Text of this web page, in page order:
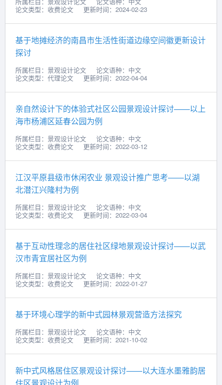
论文类型：收费论文
更新时间：2024-02-23
基于地摊经济的南昌市生活性街道边缘空间徽更新设计
探讨
所属栏目：景观设计论文
论文语种：中文
论文类型：代理论文
更新时间：2022-04-04
亲自然设计下的体验式社区公园景观设计探讨——以上
海市杨浦区延春公园为例
所属栏目：景观设计论文
论文语种：中文
论文类型：收费论文
更新时间：2022-03-12
江汉平原县级市休闲农业 景观设计推广思考——以湖
北潜江兴隆村为例
所属栏目：景观设计论文
论文语种：中文
论文类型：收费论文
更新时间：2022-03-04
基于互动性理念的居住社区绿地景观设计探讨——以武
汉市青宜居社区为例
所属栏目：景观设计论文
论文语种：中文
论文类型：收费论文
更新时间：2022-01-27
基于环境心理学的新中式园林景观营造方法探究
所属栏目：景观设计论文
论文语种：中文
论文类型：收费论文
更新时间：2021-10-02
新中式风格居住区景观设计探讨——以大连水墨雅韵居